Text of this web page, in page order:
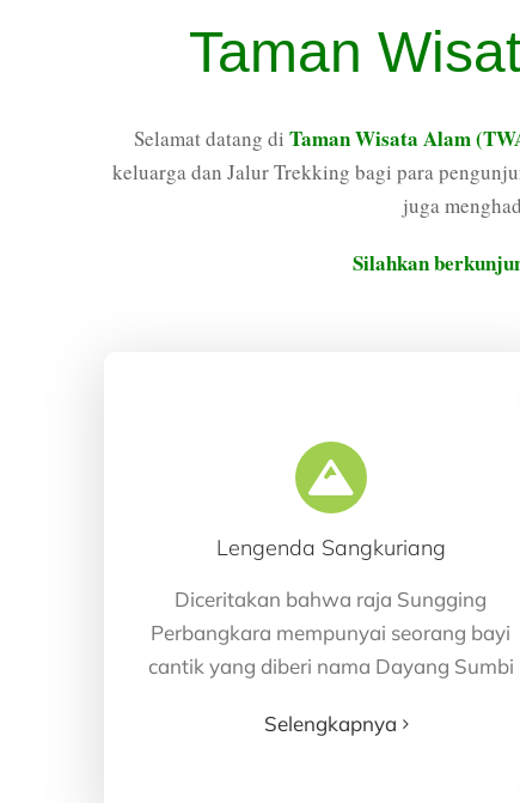
Taman
Selamat datang di Taman Wisata Alam
keluarga dan Jalur Trekking bagi para
juga
Silahkan
Lengenda Sangkuriang
Diceritakan bahwa raja Sungging
Perbangkara mempunyai seorang bayi
cantik yang diberi nama Dayang Sumbi
Selengkapnya